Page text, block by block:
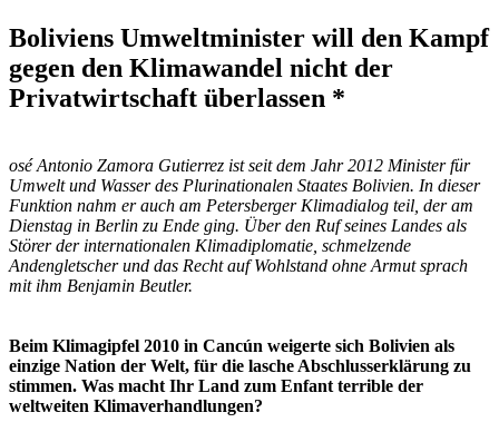
Boliviens Umweltminister will den Kampf
gegen den Klimawandel nicht der
Privatwirtschaft überlassen *
osé Antonio Zamora Gutierrez ist seit dem Jahr 2012 Minister für
Umwelt und Wasser des Plurinationalen Staates Bolivien. In dieser
Funktion nahm er auch am Petersberger Klimadialog teil, der am
Dienstag in Berlin zu Ende ging. Über den Ruf seines Landes als
Störer der internationalen Klimadiplomatie, schmelzende
Andengletscher und das Recht auf Wohlstand ohne Armut sprach
mit ihm Benjamin Beutler.
Beim Klimagipfel 2010 in Cancún weigerte sich Bolivien als
einzige Nation der Welt, für die lasche Abschlusserklärung zu
stimmen. Was macht Ihr Land zum Enfant terrible der
weltweiten Klimaverhandlungen?